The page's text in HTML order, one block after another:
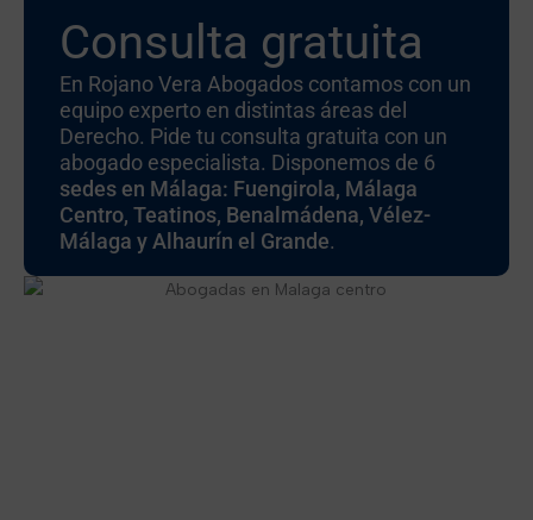
Consulta gratuita
En Rojano Vera Abogados contamos con un
equipo experto en distintas áreas del
Derecho. Pide tu consulta gratuita con un
abogado especialista. Disponemos de 6
sedes en Málaga: Fuengirola, Málaga
Centro, Teatinos, Benalmádena, Vélez-
Málaga y Alhaurín el Grande.